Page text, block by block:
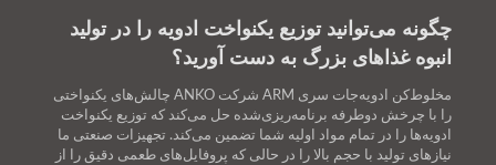
چگونه می‌توانید توزیع یکنواخت ادویه را در تولید
انبوه غذاهای بزرگ به دست آورید؟
مخلوط‌کن ادویه‌جات سری ARM شرکت ANKO چالش‌های یکنواختی
را با چرخش دوطرفه برنامه‌ریزی‌شده حل می‌کند که توزیع یکنواخت
ادویه‌ها را در تمام مواد اولیه شما تضمین می‌کند. تجهیزات صنعتی ما
نیازهای تولید با حجم بالا را در حالی که پروفایل‌های طعمی دقیق را از